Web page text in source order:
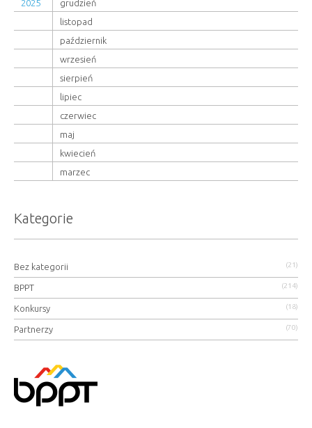
2025
grudzień
listopad
październik
wrzesień
sierpień
lipiec
czerwiec
maj
kwiecień
marzec
Kategorie
Bez kategorii (21)
BPPT (214)
Konkursy (18)
Partnerzy (70)